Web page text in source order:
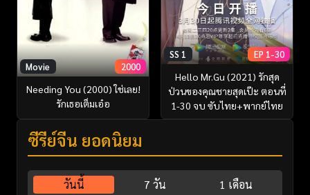
Movie 2000
Needing You (2000) ใช่เลย!
รักเธอเต็มเอ๋อ
SS 1 EP 1-30
Hello Mr.Gu (2021) รักสุด
ป่วนของคุณชายสุดเป๊ะ ตอนที่
1-30 จบ ซับไทย+พากย์ไทย
ซีรี่ย์จีน ยอดนิยม
วันนี้ 7 วัน 1 เดือน